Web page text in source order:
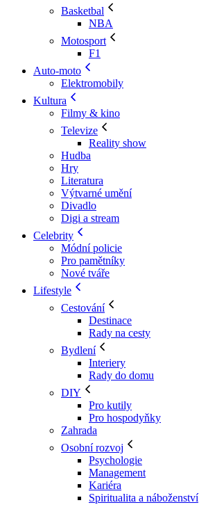
Basketbal
NBA
Motosport
F1
Auto-moto
Elektromobily
Kultura
Filmy & kino
Televize
Reality show
Hudba
Hry
Literatura
Výtvarné umění
Divadlo
Digi a stream
Celebrity
Módní policie
Pro pamětníky
Nové tváře
Lifestyle
Cestování
Destinace
Rady na cesty
Bydlení
Interiery
Rady do domu
DIY
Pro kutily
Pro hospodyňky
Zahrada
Osobní rozvoj
Psychologie
Management
Kariéra
Spiritualita a náboženství